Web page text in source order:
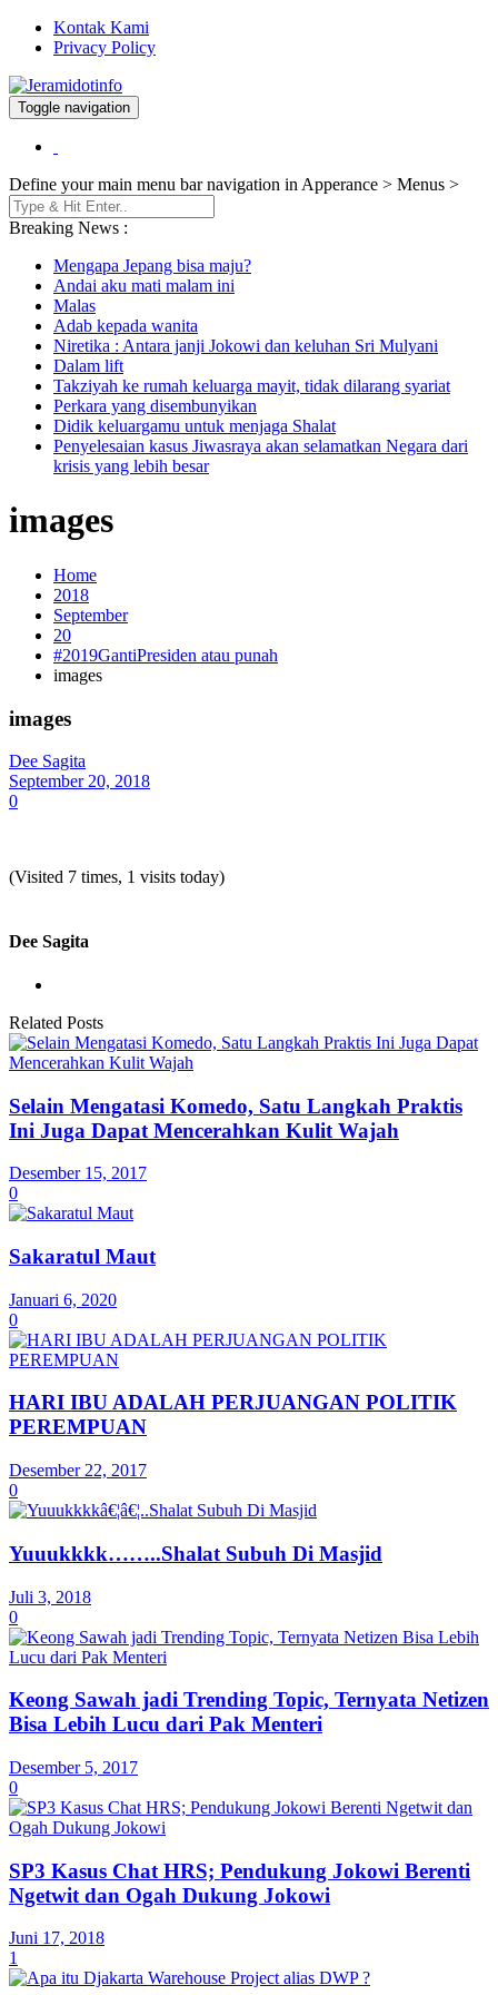
Kontak Kami
Privacy Policy
Jeramidotinfo
Berita dan Informasi Terkini
Toggle navigation
Define your main menu bar navigation in Apperance > Menus >
Breaking News :
Mengapa Jepang bisa maju?
Andai aku mati malam ini
Malas
Adab kepada wanita
Niretika : Antara janji Jokowi dan keluhan Sri Mulyani
Dalam lift
Takziyah ke rumah keluarga mayit, tidak dilarang syariat
Perkara yang disembunyikan
Didik keluargamu untuk menjaga Shalat
Penyelesaian kasus Jiwasraya akan selamatkan Negara dari
krisis yang lebih besar
images
Home
2018
September
20
#2019GantiPresiden atau punah
images
images
Dee Sagita
September 20, 2018
0
(Visited 7 times, 1 visits today)
Dee Sagita
Related Posts
Selain Mengatasi Komedo, Satu Langkah Praktis
Ini Juga Dapat Mencerahkan Kulit Wajah
Desember 15, 2017
0
Sakaratul Maut
Januari 6, 2020
0
HARI IBU ADALAH PERJUANGAN POLITIK
PEREMPUAN
Desember 22, 2017
0
Yuuukkkk……..Shalat Subuh Di Masjid
Juli 3, 2018
0
Keong Sawah jadi Trending Topic, Ternyata Netizen
Bisa Lebih Lucu dari Pak Menteri
Desember 5, 2017
0
SP3 Kasus Chat HRS; Pendukung Jokowi Berenti
Ngetwit dan Ogah Dukung Jokowi
Juni 17, 2018
1